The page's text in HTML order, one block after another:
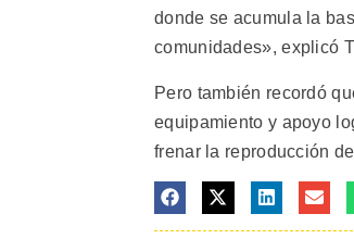
donde se acumula la
comunidades», explicó
Pero también recordó
equipamiento y apoyo
frenar la reproducción